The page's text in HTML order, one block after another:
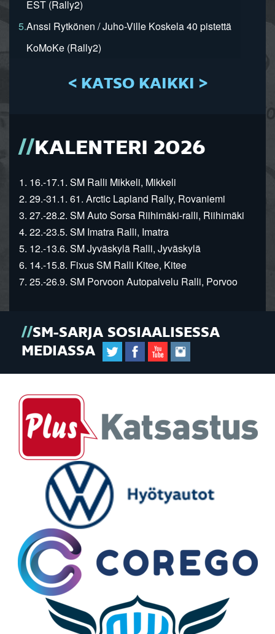
EST (Rally2)
5.Anssi Rytkönen / Juho-Ville Koskela 40 pistettä
KoMoKe (Rally2)
< KATSO KAIKKI >
KALENTERI 2026
1. 16.-17.1. SM Ralli Mikkeli, Mikkeli
2. 29.-31.1. 61. Arctic Lapland Rally, Rovaniemi
3. 27.-28.2. SM Auto Sorsa Riihimäki-ralli, Riihimäki
4. 22.-23.5. SM Imatra Ralli, Imatra
5. 12.-13.6. SM Jyväskylä Ralli, Jyväskylä
6. 14.-15.8. Fixus SM Ralli Kitee, Kitee
7. 25.-26.9. SM Porvoon Autopalvelu Ralli, Porvoo
SM-SARJA SOSIAALISESSA
MEDIASSA